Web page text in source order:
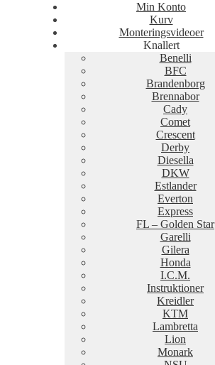
Min Konto
Kurv
Monteringsvideoer
Knallert
Benelli
BFC
Brandenborg
Brennabor
Cady
Comet
Crescent
Derby
Diesella
DKW
Estlander
Everton
Express
FL – Golden Star
Garelli
Gilera
Honda
I.C.M.
Instruktioner
Kreidler
KTM
Lambretta
Lion
Monark